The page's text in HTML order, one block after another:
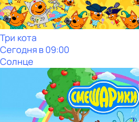
Три кота
Сегодня в 09:00
Солнце